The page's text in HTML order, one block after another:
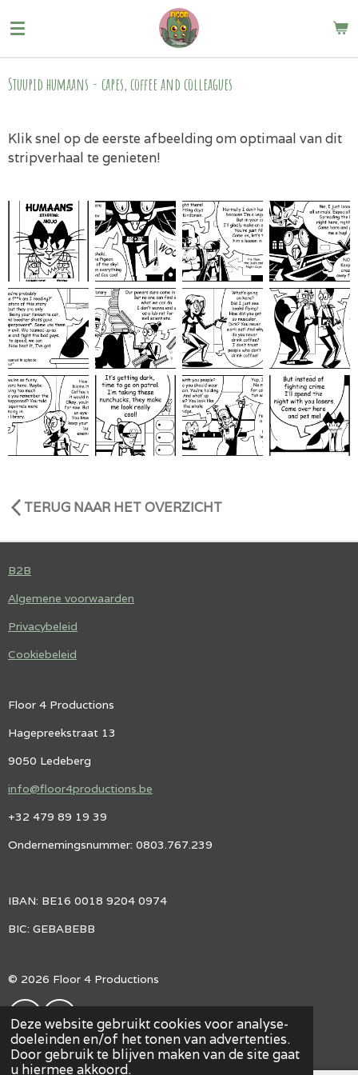
Deze website gebruikt cookies voor analyse-
doeleinden en/of het tonen van advertenties.
Door gebruik te blijven maken van de site gaat
u hiermee akkoord.
direct
naar
de
hoofdinhoud
Stuupid humaans - capes, coffee and colleagues
Klik snel op de eerste afbeelding om optimaal van dit
stripverhaal te genieten!
TERUG NAAR HET OVERZICHT
B2B
Algemene voorwaarden
Privacybeleid
Cookiebeleid
Floor 4 Productions
Hagepreekstraat 13
9050 Ledeberg
info@floor4productions.be
+32 479 89 19 39
Ondernemingsnummer: 0803.767.239
IBAN: BE16 0018 9204 0974
BIC: GEBABEBB
© 2026 Floor 4 Productions
F
A
C
E
I
N
S
T
Powered byJouwWeb